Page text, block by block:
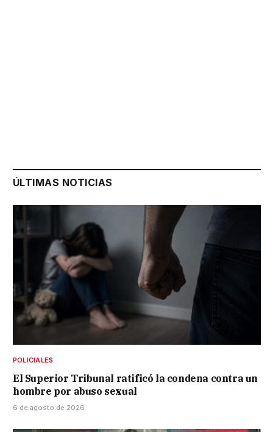
ÚLTIMAS NOTICIAS
POLICIALES
El Superior Tribunal ratificó la condena contra un
hombre por abuso sexual
6 de agosto de 2026